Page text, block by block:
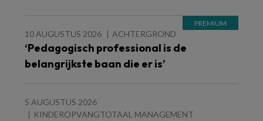
10 AUGUSTUS 2026 ACHTERGROND
‘Pedagogisch professional is de
belangrijkste baan die er is’
5 AUGUSTUS 2026
KINDEROPVANGTOTAAL MANAGEMENT